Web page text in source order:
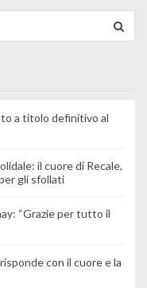
a titolo definitivo al
il cuore di Recale,
gli sfollati
“Grazie per tutto il
con il cuore e la